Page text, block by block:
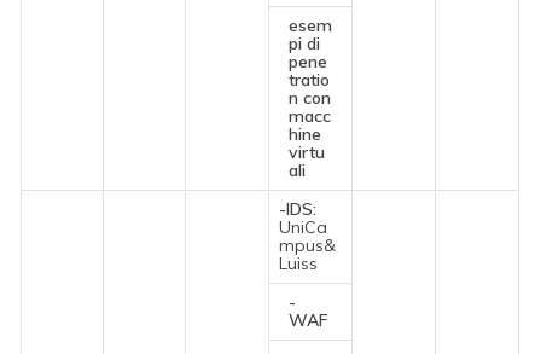
esem
pi di
pene
tratio
n con
macc
hine
virtu
ali
-IDS:
UniCa
mpus&
Luiss
-
WAF